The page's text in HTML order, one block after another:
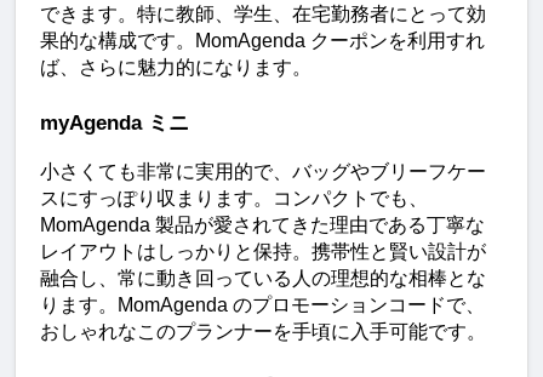
できます。特に教師、学生、在宅勤務者にとって効
果的な構成です。MomAgenda クーポンを利用すれ
ば、さらに魅力的になります。
myAgenda ミニ
小さくても非常に実用的で、バッグやブリーフケー
スにすっぽり収まります。コンパクトでも、
MomAgenda 製品が愛されてきた理由である丁寧な
レイアウトはしっかりと保持。携帯性と賢い設計が
融合し、常に動き回っている人の理想的な相棒とな
ります。MomAgenda のプロモーションコードで、
おしゃれなこのプランナーを手頃に入手可能です。